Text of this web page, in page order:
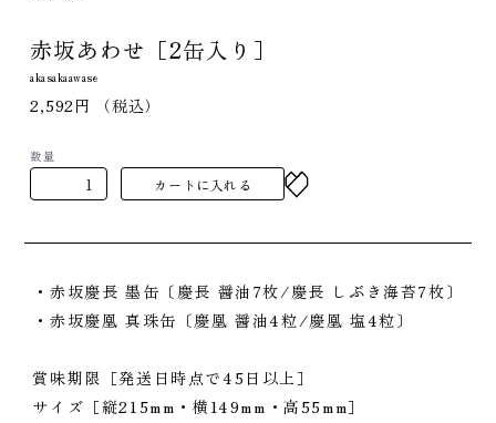
赤坂あわせ［2缶入り］
akasakaawase
2,592円 （税込）
数量
カートに入れる
・赤坂慶長 墨缶〔慶長 醤油7枚/慶長 しぶき海苔7枚〕
・赤坂慶凰 真珠缶〔慶凰 醤油4粒/慶凰 塩4粒〕
賞味期限［発送日時点で45日以上］
サイズ［縦215mm・横149mm・高55mm］